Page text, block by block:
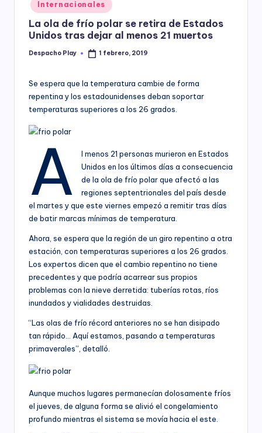
y
in
Internacionales
La ola de frío polar se retira de Estados
Unidos tras dejar al menos 21 muertos
Posted
Despacho Play 1 febrero, 2019
Se espera que la temperatura cambie de forma
repentina y los estadounidenses deban soportar
temperaturas superiores a los 26 grados.
A
l menos 21 personas murieron en Estados
Unidos en los últimos días a consecuencia
de la ola de frío polar que afectó a las
regiones septentrionales del país desde
el martes y que este viernes empezó a remitir tras días
de batir marcas mínimas de temperatura.
Ahora, se espera que la región de un giro repentino a otra
estación, con temperaturas superiores a los 26 grados.
Los expertos dicen que el cambio repentino no tiene
precedentes y que podría acarrear sus propios
problemas con la nieve derretida: tuberías rotas, ríos
inundados y vialidades destruidas.
“Las olas de frío récord anteriores no se han disipado
tan rápido… Aquí estamos, pasando a temperaturas
primaverales”, detalló.
Aunque muchos lugares permanecían dolosamente fríos
el jueves, de alguna forma se alivió el congelamiento
profundo mientras el sistema se movía hacia el este.